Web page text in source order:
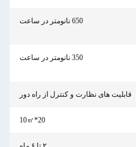
650 نانومتر در ساعت
350 نانومتر در ساعت
قابلیت های نظارت و کنترل از راه دور
20*10㎡